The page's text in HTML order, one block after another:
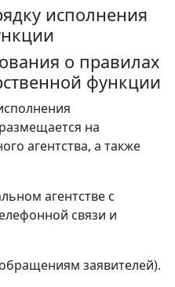
исполнения
о правилах
функции
на
агентства, а также
агентстве с
связи и
заявителей).